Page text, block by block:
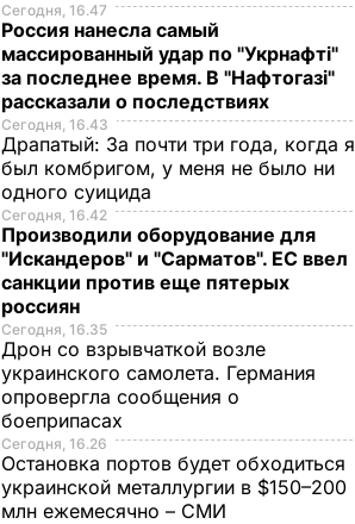
Сегодня, 16.47
Россия нанесла самый
массированный удар по "Укрнафті"
за последнее время. В "Нафтогазі"
рассказали о последствиях
Сегодня, 16.43
Драпатый: За почти три года, когда я
был комбригом, у меня не было ни
одного суицида
Сегодня, 16.42
Производили оборудование для
"Искандеров" и "Сарматов". ЕС ввел
санкции против еще пятерых
россиян
Сегодня, 16.35
Дрон со взрывчаткой возле
украинского самолета. Германия
опровергла сообщения о
боеприпасах
Сегодня, 16.26
Остановка портов будет обходиться
украинской металлургии в $150–200
млн ежемесячно – СМИ